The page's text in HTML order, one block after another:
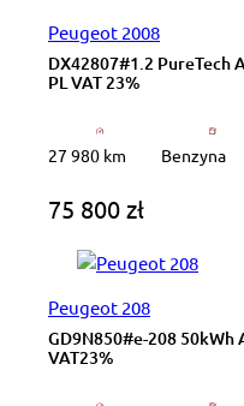
Peugeot 2008
DX42807#1.2 PureTech
PL VAT 23%
27 980 km Benzyna
75 800 zł
Peugeot 208
GD9N850#e-208 50kWh
VAT23%